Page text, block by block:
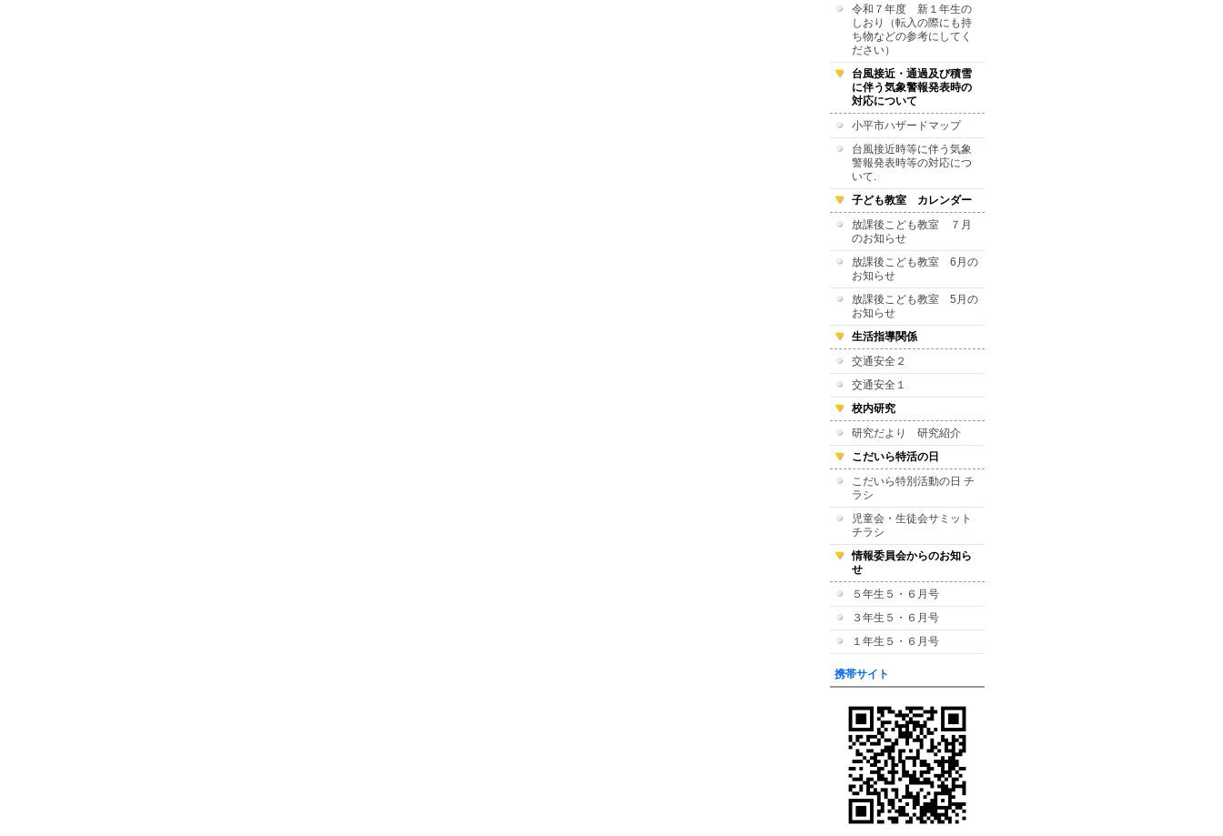
令和７年度 新１年生の
しおり（転入の際にも持
ち物などの参考にしてく
ださい）
台風接近・通過及び積雪
に伴う気象警報発表時の
対応について
小平市ハザードマップ
台風接近時等に伴う気象
警報発表時等の対応につ
いて.
子ども教室 カレンダー
放課後こども教室 ７月
のお知らせ
放課後こども教室 6月の
お知らせ
放課後こども教室 5月の
お知らせ
生活指導関係
交通安全２
交通安全１
校内研究
研究だより 研究紹介
こだいら特活の日
こだいら特別活動の日 チ
ラシ
児童会・生徒会サミット
チラシ
情報委員会からのお知ら
せ
５年生５・６月号
３年生５・６月号
１年生５・６月号
携帯サイト